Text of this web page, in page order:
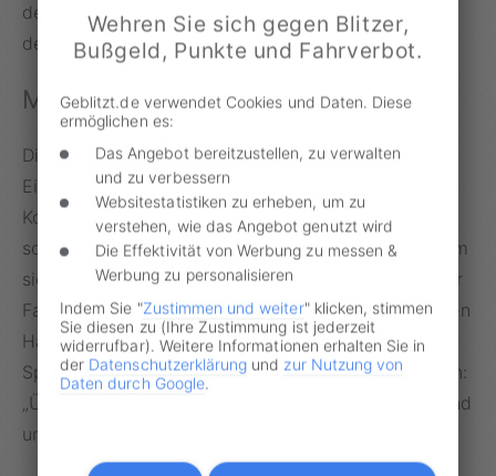
demokratische Verantwortung für Mitmenschen u.
den Planeten“ weiterhin ernst nehmen.
Mit Speiseöl gegen Verkehrsstaus
Die Berliner Polizei, die am Dienstag mit rund 140
Einsatzkräften unterwegs war, versuchte mit
Kommunikation zu deeskalieren und die Straßen
schnellstmöglich wieder befahrbar zu machen, indem
sie die festgeklebten Aktivisten mit Speiseöl von der
Fahrbahn befreiten. Davon, das Gesetz in die eigenen
Hände zu nehmen, hatte Berlins Innensenatorin Iris
Spranger von der SPD bereits im Sommer abgeraten:
„Überlassen Sie bitte das Einschreiten der Polizei und
unterstützen sie als Zeugen.“
Wehren Sie sich gegen Blitzer,
Bußgeld, Punkte und Fahrverbot.
Geblitzt.de verwendet Cookies und Daten. Diese
ermöglichen es:
Das Angebot bereitzustellen, zu verwalten
und zu verbessern
Websitestatistiken zu erheben, um zu
verstehen, wie das Angebot genutzt wird
Die Effektivität von Werbung zu messen &
Werbung zu personalisieren
Indem Sie "Zustimmen und weiter" klicken, stimmen
Sie diesen zu (Ihre Zustimmung ist jederzeit
widerrufbar). Weitere Informationen erhalten Sie in
der Datenschutzerklärung und zur Nutzung von
Daten durch Google.